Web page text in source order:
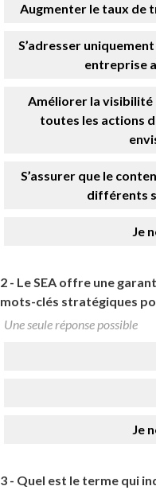
Augmenter le taux de
S’adresser
entreprise
Améliorer la visibilité
toutes les actions
S’assurer que le
différents
Je
2 - Le SEA offre une
mots-clés stratégiques
Une seule réponse possible
Je
3 - Quel est le terme qui